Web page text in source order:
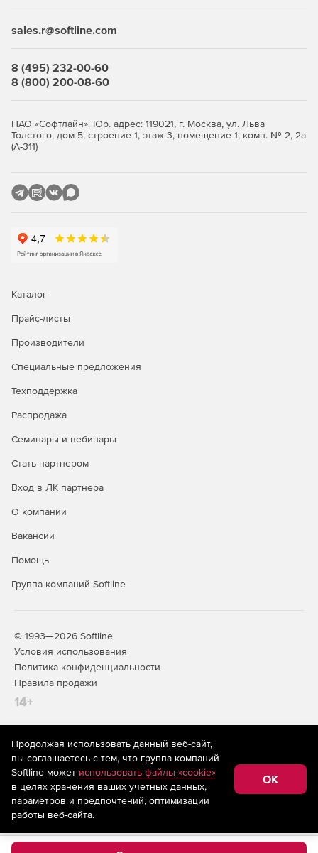
sales.r@softline.com
8 (495) 232-00-60
8 (800) 200-08-60
ПАО «Софтлайн». Юр. адрес: 119021, г. Москва, ул. Льва
Толстого, дом 5, строение 1, этаж 3, помещение 1, комн. № 2, 2а
(А-311)
Каталог
Прайс-листы
Производители
Специальные предложения
Техподдержка
Распродажа
Семинары и вебинары
Стать партнером
Вход в ЛК партнера
О компании
Вакансии
Помощь
Группа компаний Softline
© 1993—2026 Softline
Условия использования
Политика конфиденциальности
Правила продажи
14+
На информационном ресурсе store.softline.ru применяются
рекомендательные технологии(информационные технологии
предоставления информации на основе сбора,
систематизации и анализа сведений, относящихся к
предпочтениям пользователей сети «Интернет»,
находящихся на территории Российской Федерации)
Продолжая использовать данный веб-сайт,
вы соглашаетесь с тем, что группа компаний
Softline может использовать файлы «cookie»
в целях хранения ваших учетных данных,
параметров и предпочтений, оптимизации
работы веб-сайта.
OK